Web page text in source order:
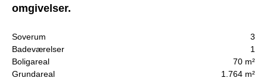
omgivelser.
Soverum
3
Badeværelser
1
Boligareal
70 m²
Grundareal
1.764 m²